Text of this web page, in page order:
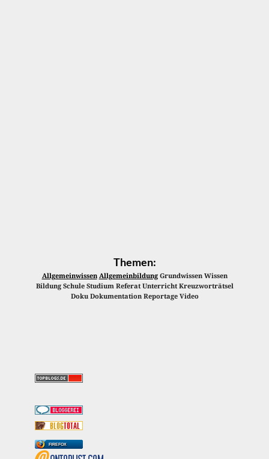
Themen:
Allgemeinwissen AllgemeinbildungGrundwissen Wissen
Bildung Schule Studium Referat Unterricht Kreuzworträtsel
Doku Dokumentation Reportage Video
FIREFOX